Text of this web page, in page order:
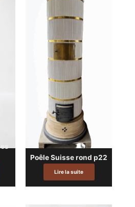
Poêle Suisse rond p22
Lire la suite